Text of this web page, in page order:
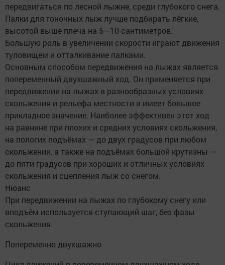
передвигаться по лесной лыжне, среди глубокого снега.
Палки для гоночных лыж лучше подбирать лёгкие,
высотой выше плеча на 5—10 сантиметров.
Большую роль в увеличении скорости играют движения
туловищем и отталкивание палками.
Основным способом передвижения на лыжах является
попеременный двухшажный ход. Он применяется при
передвижении на лыжах в разнообразных условиях
скольжения и рельефа местности и имеет большое
прикладное значение. Наиболее эффективен этот ход
на равнине при плохих и средних условиях скольжения,
на пологих подъёмах — до двух градусов при любом
скольжении, а также на подъёмах большой крутизны —
до пяти градусов при хороших и отличных условиях
скольжения и сцепления лыж со снегом.
Нюанс
При передвижении на лыжах по глубокому снегу или
вподъём используется ступающий шаг, без фазы
скольжения.
Попеременно двухшажно